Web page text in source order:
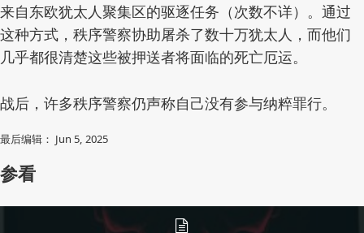
来自东欧犹太人聚集区的驱逐任务（次数不详）。通过
这种方式，秩序警察协助屠杀了数十万犹太人，而他们
几乎都很清楚这些被押送者将面临的死亡厄运。
战后，许多秩序警察仍声称自己没有参与纳粹罪行。
最后编辑： Jun 5, 2025
参看